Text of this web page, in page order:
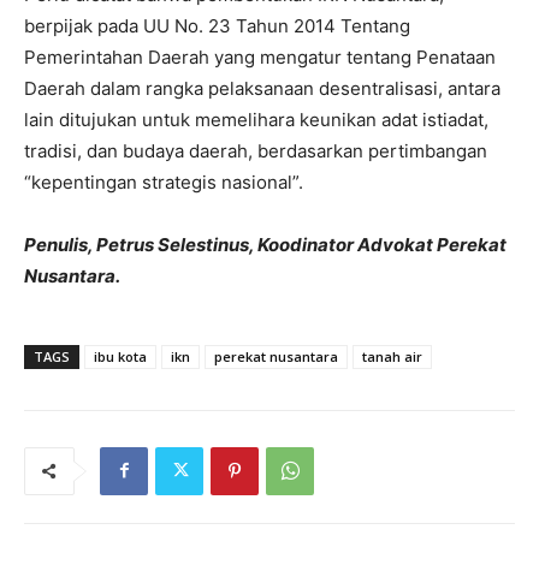
berpijak pada UU No. 23 Tahun 2014 Tentang
Pemerintahan Daerah yang mengatur tentang Penataan
Daerah dalam rangka pelaksanaan desentralisasi, antara
lain ditujukan untuk memelihara keunikan adat istiadat,
tradisi, dan budaya daerah, berdasarkan pertimbangan
“kepentingan strategis nasional”.
Penulis, Petrus Selestinus, Koodinator Advokat Perekat
Nusantara.
TAGS ibu kota ikn perekat nusantara tanah air